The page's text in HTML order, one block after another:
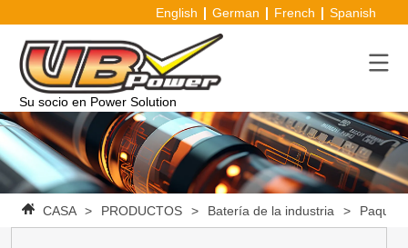
English German French Spanish
Su socio en Power Solution
CASA > PRODUCTOS > Batería de la industria >